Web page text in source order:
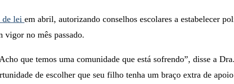
de lei em abril, autorizando conselhos escolares a estabelecer
vigor no mês passado.
que temos uma comunidade que está sofrendo”, disse a
de escolher que seu filho tenha um braço extra de